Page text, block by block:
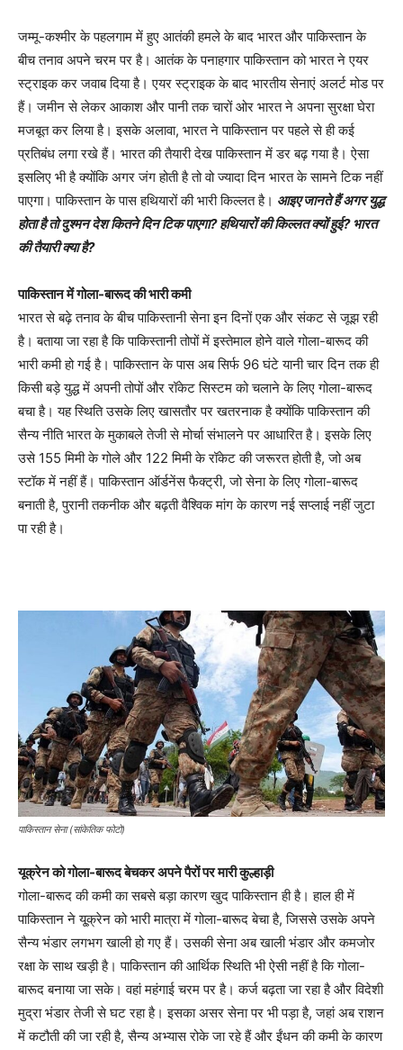
जम्मू-कश्मीर के पहलगाम में हुए आतंकी हमले के बाद भारत और पाकिस्तान के
बीच तनाव अपने चरम पर है। आतंक के पनाहगार पाकिस्तान को भारत ने एयर
स्ट्राइक कर जवाब दिया है। एयर स्ट्राइक के बाद भारतीय सेनाएं अलर्ट मोड पर
हैं। जमीन से लेकर आकाश और पानी तक चारों ओर भारत ने अपना सुरक्षा घेरा
मजबूत कर लिया है। इसके अलावा, भारत ने पाकिस्तान पर पहले से ही कई
प्रतिबंध लगा रखे हैं। भारत की तैयारी देख पाकिस्तान में डर बढ़ गया है। ऐसा
इसलिए भी है क्योंकि अगर जंग होती है तो वो ज्यादा दिन भारत के सामने टिक नहीं
पाएगा। पाकिस्तान के पास हथियारों की भारी किल्लत है। आइए जानते हैं अगर युद्ध
होता है तो दुश्मन देश कितने दिन टिक पाएगा? हथियारों की किल्लत क्यों हुई? भारत
की तैयारी क्या है?
पाकिस्तान में गोला-बारूद की भारी कमी
भारत से बढ़े तनाव के बीच पाकिस्तानी सेना इन दिनों एक और संकट से जूझ रही
है। बताया जा रहा है कि पाकिस्तानी तोपों में इस्तेमाल होने वाले गोला-बारूद की
भारी कमी हो गई है। पाकिस्तान के पास अब सिर्फ 96 घंटे यानी चार दिन तक ही
किसी बड़े युद्ध में अपनी तोपों और रॉकेट सिस्टम को चलाने के लिए गोला-बारूद
बचा है। यह स्थिति उसके लिए खासतौर पर खतरनाक है क्योंकि पाकिस्तान की
सैन्य नीति भारत के मुकाबले तेजी से मोर्चा संभालने पर आधारित है। इसके लिए
उसे 155 मिमी के गोले और 122 मिमी के रॉकेट की जरूरत होती है, जो अब
स्टॉक में नहीं हैं। पाकिस्तान ऑर्डनेंस फैक्ट्री, जो सेना के लिए गोला-बारूद
बनाती है, पुरानी तकनीक और बढ़ती वैश्विक मांग के कारण नई सप्लाई नहीं जुटा
पा रही है।
पाकिस्तान सेना (सांकेतिक फोटो)
यूक्रेन को गोला-बारूद बेचकर अपने पैरों पर मारी कुल्हाड़ी
गोला-बारूद की कमी का सबसे बड़ा कारण खुद पाकिस्तान ही है। हाल ही में
पाकिस्तान ने यू्क्रेन को भारी मात्रा में गोला-बारूद बेचा है, जिससे उसके अपने
सैन्य भंडार लगभग खाली हो गए हैं। उसकी सेना अब खाली भंडार और कमजोर
रक्षा के साथ खड़ी है। पाकिस्तान की आर्थिक स्थिति भी ऐसी नहीं है कि गोला-
बारूद बनाया जा सके। वहां महंगाई चरम पर है। कर्ज बढ़ता जा रहा है और विदेशी
मुद्रा भंडार तेजी से घट रहा है। इसका असर सेना पर भी पड़ा है, जहां अब राशन
में कटौती की जा रही है, सैन्य अभ्यास रोके जा रहे हैं और ईंधन की कमी के कारण